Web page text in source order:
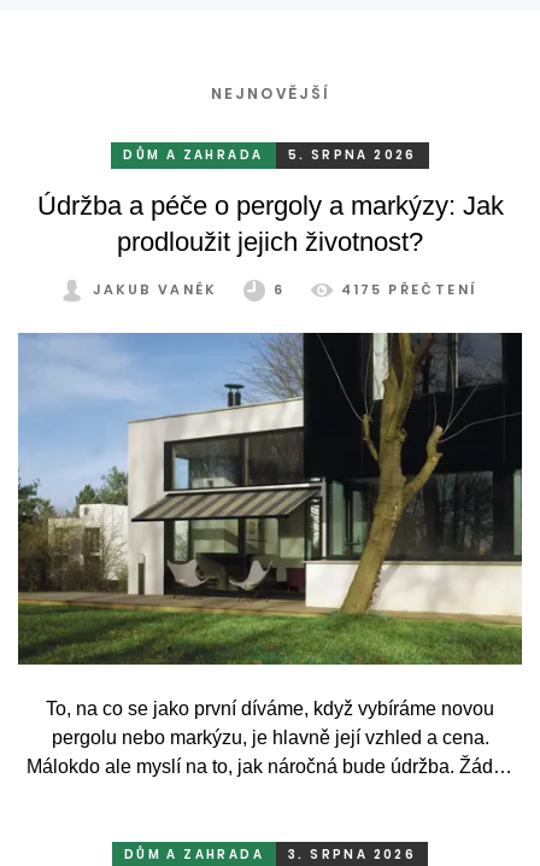
NEJNOVĚJŠÍ
DŮM A ZAHRADA 5. SRPNA 2026
Údržba a péče o pergoly a markýzy: Jak
prodloužit jejich životnost?
JAKUB VANĚK 6 4175 PŘEČTENÍ
To, na co se jako první díváme, když vybíráme novou
pergolu nebo markýzu, je hlavně její vzhled a cena.
Málokdo ale myslí na to, jak náročná bude údržba. Žádný
mrazu, ale také prachu a pylu, což se na něm dříve či
DŮM A ZAHRADA 3. SRPNA 2026